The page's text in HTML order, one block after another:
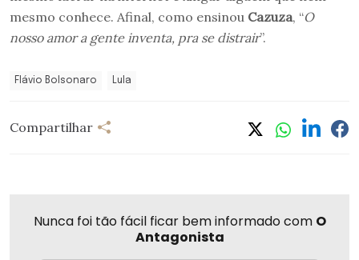
mesmo conhece. Afinal, como ensinou Cazuza, “O
nosso amor a gente inventa, pra se distrair”.
Flávio Bolsonaro Lula
Compartilhar
Nunca foi tão fácil ficar bem informado com O
Antagonista